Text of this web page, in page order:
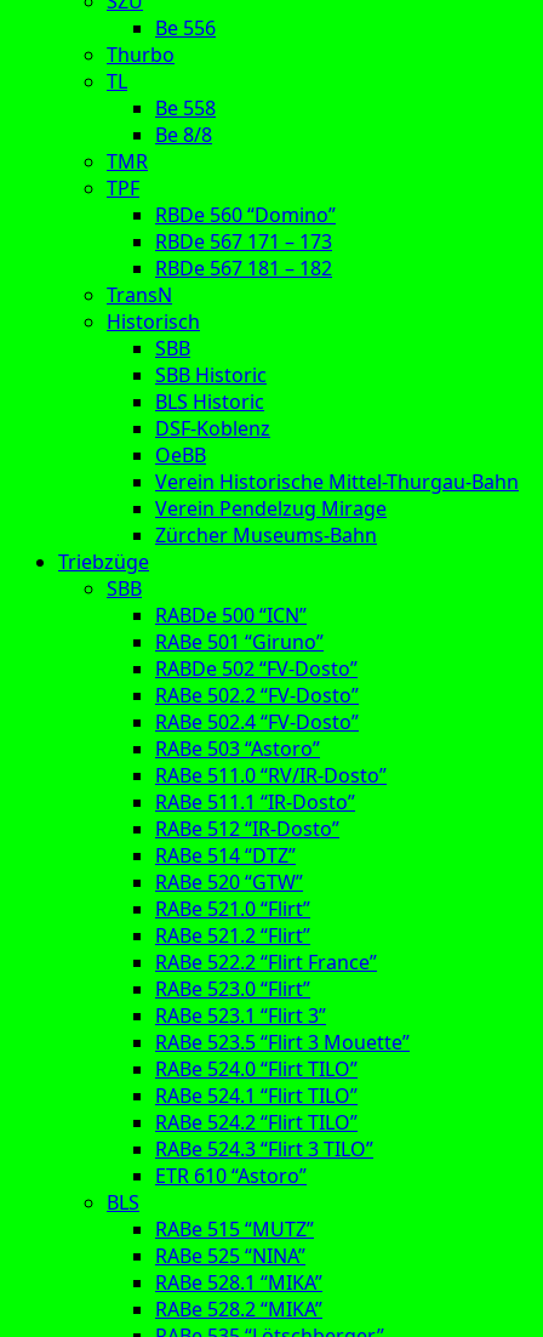
Be 556
Thurbo
TL
Be 558
Be 8/8
TMR
TPF
RBDe 560 “Domino”
RBDe 567 171 – 173
RBDe 567 181 – 182
TransN
Historisch
SBB
SBB Historic
BLS Historic
DSF-Koblenz
OeBB
Verein Historische Mittel-Thurgau-Bahn
Verein Pendelzug Mirage
Zürcher Museums-Bahn
Triebzüge
SBB
RABDe 500 “ICN”
RABe 501 “Giruno”
RABDe 502 “FV-Dosto”
RABe 502.2 “FV-Dosto”
RABe 502.4 “FV-Dosto”
RABe 503 “Astoro”
RABe 511.0 “RV/IR-Dosto”
RABe 511.1 “IR-Dosto”
RABe 512 “IR-Dosto”
RABe 514 “DTZ”
RABe 520 “GTW”
RABe 521.0 “Flirt”
RABe 521.2 “Flirt”
RABe 522.2 “Flirt France”
RABe 523.0 “Flirt”
RABe 523.1 “Flirt 3”
RABe 523.5 “Flirt 3 Mouette”
RABe 524.0 “Flirt TILO”
RABe 524.1 “Flirt TILO”
RABe 524.2 “Flirt TILO”
RABe 524.3 “Flirt 3 TILO”
ETR 610 “Astoro”
BLS
RABe 515 “MUTZ”
RABe 525 “NINA”
RABe 528.1 “MIKA”
RABe 528.2 “MIKA”